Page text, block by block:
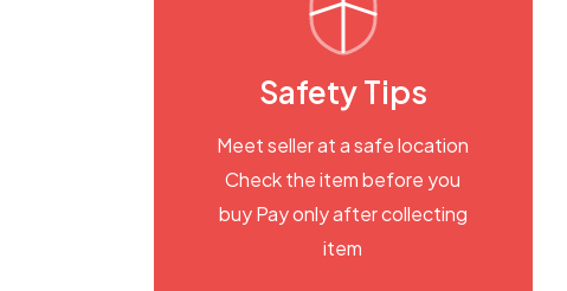
Safety Tips
Meet seller at a safe location
Check the item before you
buy Pay only after collecting
item